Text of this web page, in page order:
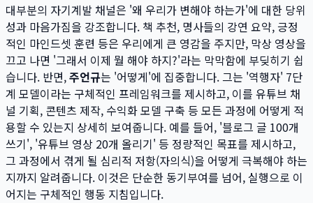
대부분의 자기계발 채널은 '왜 우리가 변해야 하는가'에 대한 당위
성과 마음가짐을 강조합니다. 책 추천, 명사들의 강연 요약, 긍정
적인 마인드셋 훈련 등은 우리에게 큰 영감을 주지만, 막상 영상을
끄고 나면 '그래서 이제 뭘 해야 하지?'라는 막막함에 부딪히기 쉽
습니다. 반면,주언규는 '어떻게'에 집중합니다. 그는 '역행자' 7단
계 모델이라는 구체적인 프레임워크를 제시하고, 이를 유튜브 채
널 기획, 콘텐츠 제작, 수익화 모델 구축 등 모든 과정에 어떻게 적
용할 수 있는지 상세히 보여줍니다. 예를 들어, '블로그 글 100개
쓰기', '유튜브 영상 20개 올리기' 등 정량적인 목표를 제시하고,
그 과정에서 겪게 될 심리적 저항(자의식)을 어떻게 극복해야 하는
지까지 알려줍니다. 이것은 단순한 동기부여를 넘어, 실행으로 이
어지는 구체적인 행동 지침입니다.